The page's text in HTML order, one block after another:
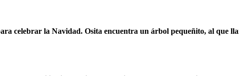
celebrar la Navidad. Osita encuentra un árbol pequeñito, al que